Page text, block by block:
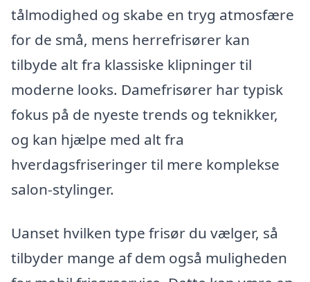
tålmodighed og skabe en tryg atmosfære
for de små, mens herrefrisører kan
tilbyde alt fra klassiske klipninger til
moderne looks. Damefrisører har typisk
fokus på de nyeste trends og teknikker,
og kan hjælpe med alt fra
hverdagsfriseringer til mere komplekse
salon-stylinger.
Uanset hvilken type frisør du vælger, så
tilbyder mange af dem også muligheden